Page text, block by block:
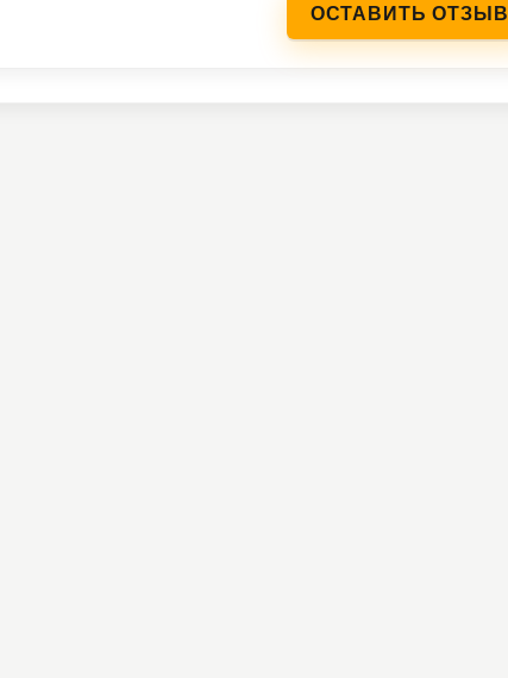
ОСТАВИТЬ ОТЗЫВ